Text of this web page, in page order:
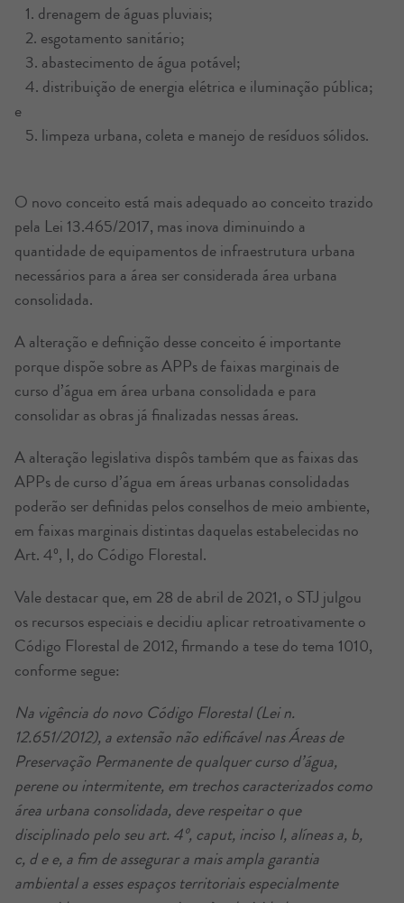
1. drenagem de águas pluviais;
2. esgotamento sanitário;
3. abastecimento de água potável;
4. distribuição de energia elétrica e iluminação pública;
e
5. limpeza urbana, coleta e manejo de resíduos sólidos.
O novo conceito está mais adequado ao conceito trazido
pela Lei 13.465/2017, mas inova diminuindo a
quantidade de equipamentos de infraestrutura urbana
necessários para a área ser considerada área urbana
consolidada.
A alteração e definição desse conceito é importante
porque dispõe sobre as APPs de faixas marginais de
curso d’água em área urbana consolidada e para
consolidar as obras já finalizadas nessas áreas.
A alteração legislativa dispôs também que as faixas das
APPs de curso d’água em áreas urbanas consolidadas
poderão ser definidas pelos conselhos de meio ambiente,
em faixas marginais distintas daquelas estabelecidas no
Art. 4º, I, do Código Florestal.
Vale destacar que, em 28 de abril de 2021, o STJ julgou
os recursos especiais e decidiu aplicar retroativamente o
Código Florestal de 2012, firmando a tese do tema 1010,
conforme segue:
Na vigência do novo Código Florestal (Lei n.
12.651/2012), a extensão não edificável nas Áreas de
Preservação Permanente de qualquer curso d’água,
perene ou intermitente, em trechos caracterizados como
área urbana consolidada, deve respeitar o que
disciplinado pelo seu art. 4º, caput, inciso I, alíneas a, b,
c, d e e, a fim de assegurar a mais ampla garantia
ambiental a esses espaços territoriais especialmente